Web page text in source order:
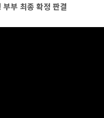
부 최종 확정 판결